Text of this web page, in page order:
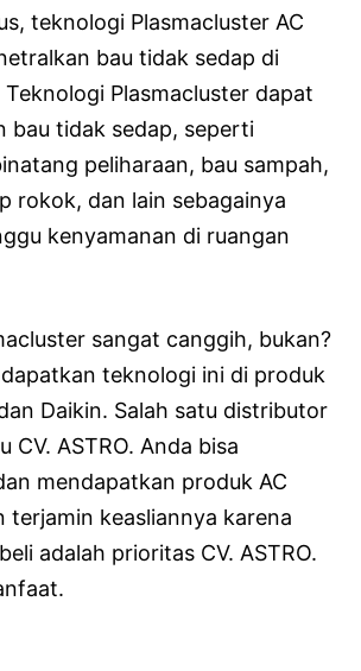
teknologi Plasmacluster AC
bau tidak sedap di
Plasmacluster dapat
bau tidak sedap, seperti
peliharaan, bau sampah,
rokok, dan lain sebagainya
kenyamanan di ruangan
sangat canggih, bukan?
teknologi ini di produk
Daikin. Salah satu distributor
CV. ASTRO. Anda bisa
mendapatkan produk AC
terjamin keasliannya karena
adalah prioritas CV. ASTRO.